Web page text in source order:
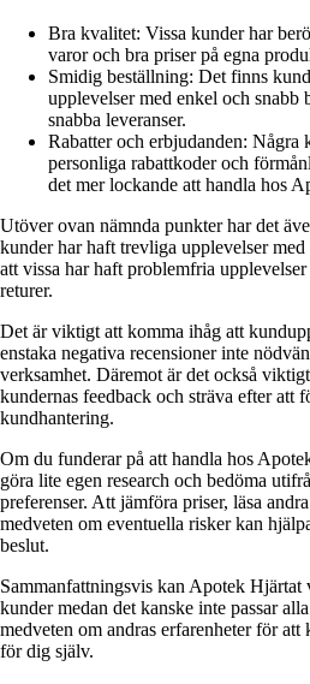
Bra kvalitet: Vissa kunder har
varor och bra priser på egna
Smidig beställning: Det finns
upplevelser med enkel och snabb
snabba leveranser.
Rabatter och erbjudanden: Några
personliga rabattkoder och
det mer lockande att handla hos
Utöver ovan nämnda punkter har det
kunder har haft trevliga upplevelser
att vissa har haft problemfria
returer.
Det är viktigt att komma ihåg att
enstaka negativa recensioner inte
verksamhet. Däremot är det också
kundernas feedback och sträva efter att
kundhantering.
Om du funderar på att handla hos
göra lite egen research och bedöma
preferenser. Att jämföra priser, läsa
medveten om eventuella risker kan
beslut.
Sammanfattningsvis kan Apotek Hjärtat
kunder medan det kanske inte passar
medveten om andras erfarenheter för att
för dig själv.